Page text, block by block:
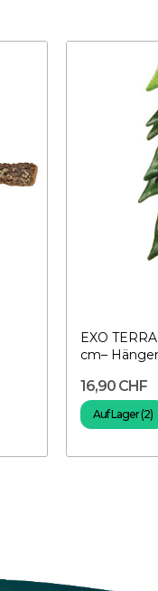
EXO
cm–
16,90 CHF
Auf Lager (2)